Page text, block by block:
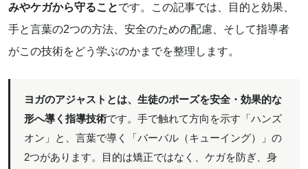
みやケガから守ることです。この記事では、目的と効果、
手と言葉の2つの方法、安全のための配慮、そして指導者
がこの技術をどう学ぶのかまでを整理します。
ヨガのアジャストとは、生徒のポーズを安全・効果的な
形へ導く指導技術です。手で触れて方向を示す「ハンズ
オン」と、言葉で導く「バーバル（キューイング）」の
2つがあります。目的は矯正ではなく、ケガを防ぎ、身